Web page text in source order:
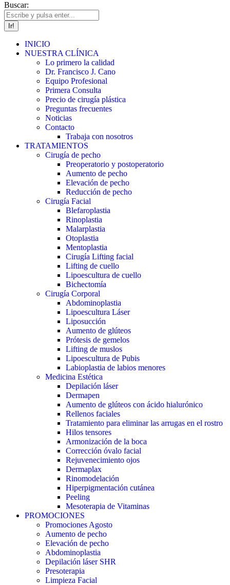
Buscar:
INICIO
NUESTRA CLÍNICA
Lo primero la calidad
Dr. Francisco J. Cano
Equipo Profesional
Primera Consulta
Precio de cirugía plástica
Preguntas frecuentes
Noticias
Contacto
Trabaja con nosotros
TRATAMIENTOS
Cirugía de pecho
Preoperatorio y postoperatorio
Aumento de pecho
Elevación de pecho
Reducción de pecho
Cirugía Facial
Blefaroplastia
Rinoplastia
Malarplastia
Otoplastia
Mentoplastia
Cirugía Lifting facial
Lifting de cuello
Lipoescultura de cuello
Bichectomía
Cirugía Corporal
Abdominoplastia
Lipoescultura Láser
Liposucción
Aumento de glúteos
Prótesis de gemelos
Lifting de muslos
Lipoescultura de Pubis
Labioplastia de labios menores
Medicina Estética
Depilación láser
Dermapen
Aumento de glúteos con ácido hialurónico
Rellenos faciales
Tratamiento para eliminar las arrugas en el rostro
Hilos tensores
Armonización de la boca
Corrección óvalo facial
Rejuvenecimiento ojos
Dermaplax
Rinomodelación
Hiperpigmentación cutánea
Peeling
Mesoterapia de Vitaminas
PROMOCIONES
Promociones Agosto
Aumento de pecho
Elevación de pecho
Abdominoplastia
Depilación láser SHR
Presoterapia
Limpieza Facial